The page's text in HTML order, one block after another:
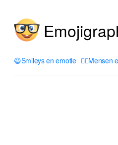
😃Smileys en emotie 🤦‍♀️Mensen